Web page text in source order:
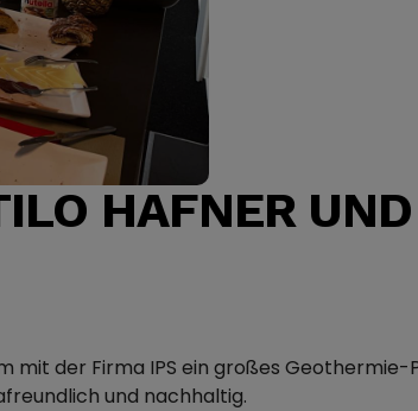
HAFNER
mit der Firma IPS ein großes Geothermie-
und nachhaltig.